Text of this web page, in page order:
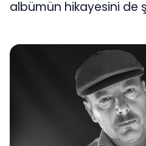
albümün hikayesini de